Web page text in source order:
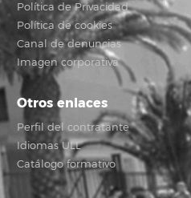
Política de Privacidad
Política de cookies
Canal de denuncias
Imagen corporativa
Otros enlaces
Perfil del contratante
Idiomas ULL
Catálogo formativo